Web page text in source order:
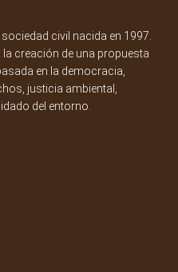
civil nacida en 1997.
creación de una propuesta
en la democracia,
justicia ambiental,
del entorno.